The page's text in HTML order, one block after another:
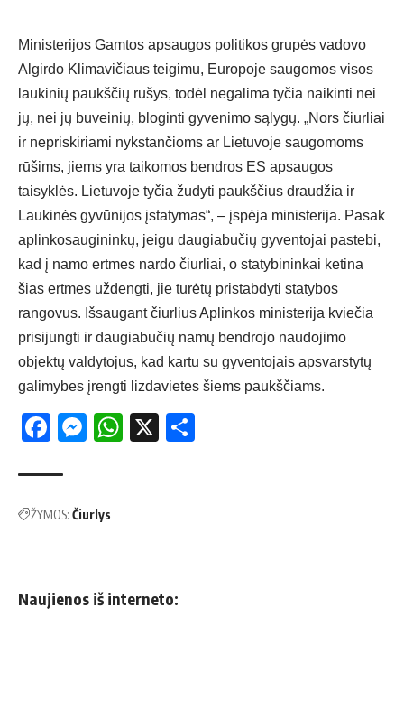
Ministerijos Gamtos apsaugos politikos grupės vadovo
Algirdo Klimavičiaus teigimu, Europoje saugomos visos
laukinių paukščių rūšys, todėl negalima tyčia naikinti nei
jų, nei jų buveinių, bloginti gyvenimo sąlygų. „Nors čiurliai
ir nepriskiriami nykstančioms ar Lietuvoje saugomoms
rūšims, jiems yra taikomos bendros ES apsaugos
taisyklės. Lietuvoje tyčia žudyti paukščius draudžia ir
Laukinės gyvūnijos įstatymas“, – įspėja ministerija. Pasak
aplinkosaugininkų, jeigu daugiabučių gyventojai pastebi,
kad į namo ertmes nardo čiurliai, o statybininkai ketina
šias ertmes uždengti, jie turėtų pristabdyti statybos
rangovus. Išsaugant čiurlius Aplinkos ministerija kviečia
prisijungti ir daugiabučių namų bendrojo naudojimo
objektų valdytojus, kad kartu su gyventojais apsvarstytų
galimybes įrengti lizdavietes šiems paukščiams.
Facebook
Messenger
WhatsApp
X
ŽYMOS: Čiurlys
Naujienos iš interneto: